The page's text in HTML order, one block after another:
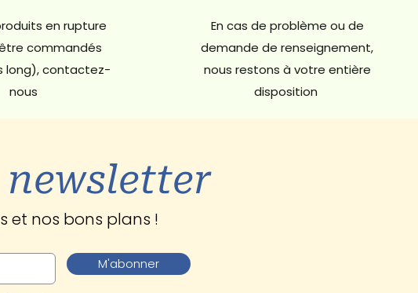
en rupture
commandés
long), contactez-
nous
En cas de problème ou de
demande de renseignement,
nous restons à votre entière
disposition
newsletter
et nos bons plans !
M'abonner